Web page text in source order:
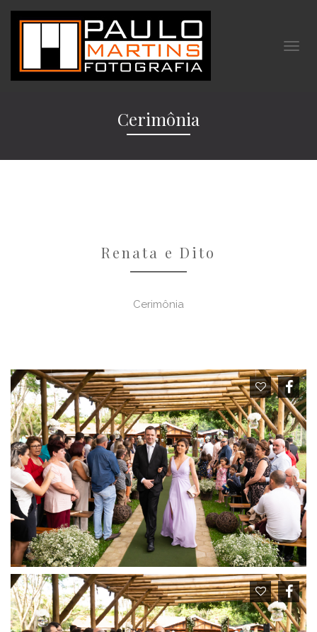
Cerimônia
Renata e Dito
Cerimônia